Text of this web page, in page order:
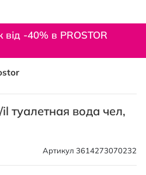
-40% в PROSTOR
туалетная вода чел,
Артикул 3614273070232